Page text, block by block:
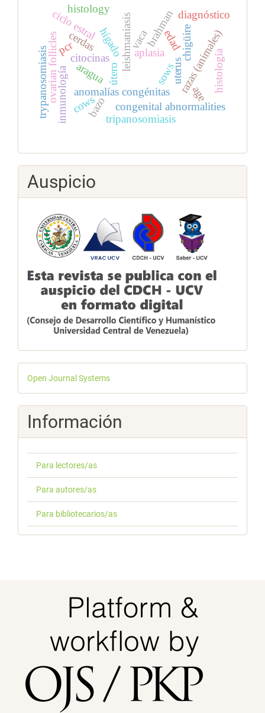
cerdas
útero
aplasia
anomalías congénitas
sowsuterus
congenital abnormalities
leishmaniasis
hígado
bazo
citocinas
inmunología
vaca razas (animales)
brahman
ciclo estral edad
aragua
cows
ovarian follicles age
pcr
tripanosomiasis
diagnóstico
trypanosomiasis
chigüire
histología
histology
Auspicio
Desarrollado
por
Open Journal Systems
Información
Para lectores/as
Para autores/as
Para bibliotecarios/as